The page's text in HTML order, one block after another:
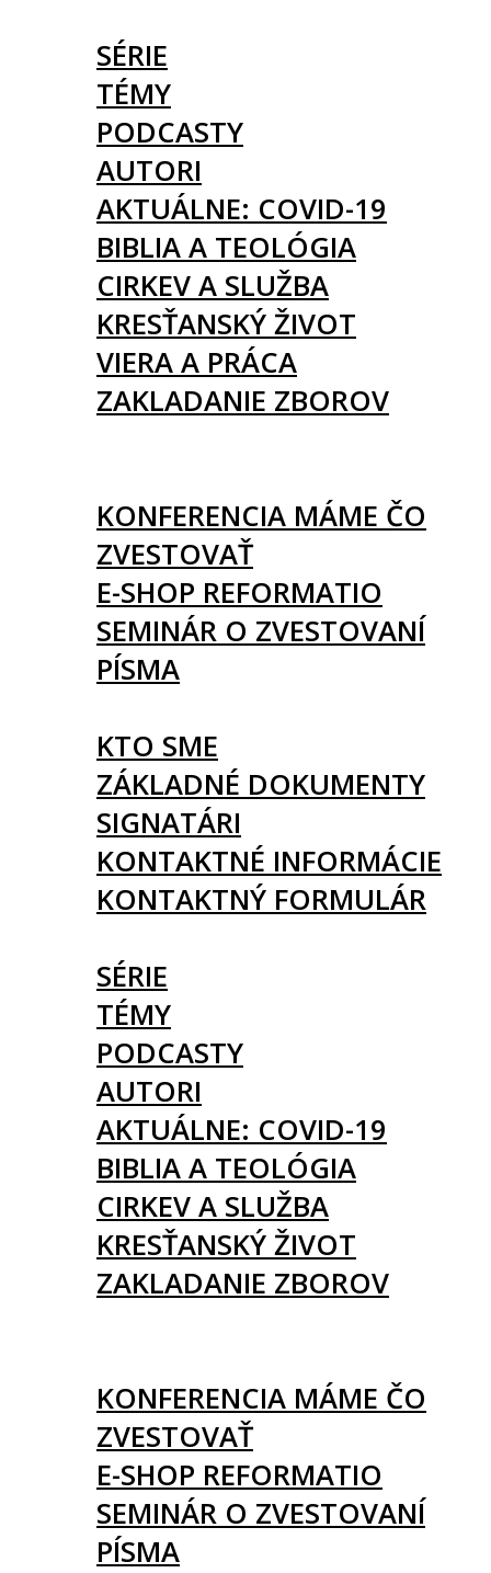
SÉRIE
TÉMY
PODCASTY
AUTORI
AKTUÁLNE: COVID-19
BIBLIA A TEOLÓGIA
CIRKEV A SLUŽBA
KRESŤANSKÝ ŽIVOT
VIERA A PRÁCA
ZAKLADANIE ZBOROV
KONFERENCIA MÁME ČO
ZVESTOVAŤ
E-SHOP REFORMATIO
SEMINÁR O ZVESTOVANÍ
PÍSMA
KTO SME
ZÁKLADNÉ DOKUMENTY
SIGNATÁRI
KONTAKTNÉ INFORMÁCIE
KONTAKTNÝ FORMULÁR
SÉRIE
TÉMY
PODCASTY
AUTORI
AKTUÁLNE: COVID-19
BIBLIA A TEOLÓGIA
CIRKEV A SLUŽBA
KRESŤANSKÝ ŽIVOT
ZAKLADANIE ZBOROV
KONFERENCIA MÁME ČO
ZVESTOVAŤ
E-SHOP REFORMATIO
SEMINÁR O ZVESTOVANÍ
PÍSMA